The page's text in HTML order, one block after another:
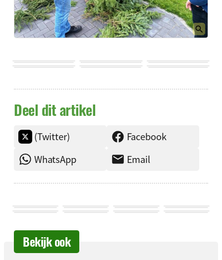
Deel dit artikel
(Twitter)
Facebook
WhatsApp
Email
Bekijk ook